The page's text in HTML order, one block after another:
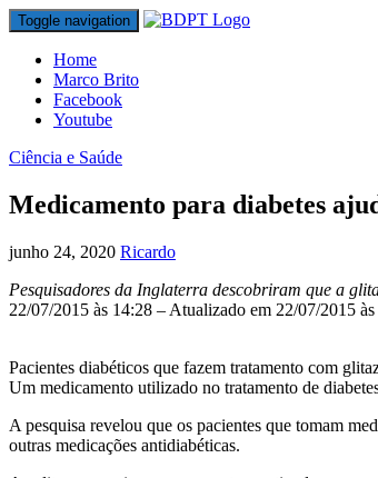
Toggle navigation
Home
Marco Brito
Facebook
Youtube
Ciência e Saúde
Medicamento para diabetes
junho 24, 2020 Ricardo
Pesquisadores da Inglaterra descobriram que a
22/07/2015 às 14:28 – Atualizado em 22/07/2015
Pacientes diabéticos que fazem tratamento com
Um medicamento utilizado no tratamento de
A pesquisa revelou que os pacientes que tomam
outras medicações antidiabéticas.